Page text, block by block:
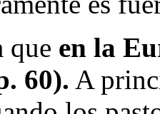
que en la
60). A